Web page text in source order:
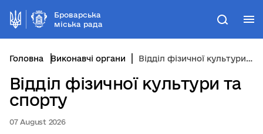
Броварська
міська рада
Пошук
Головна Виконавчі органи Відділ фізичної культури та спорту
Відділ фізичної культури та
спорту
07 August 2026